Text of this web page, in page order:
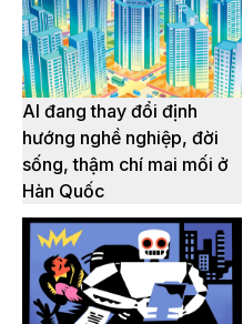
AI đang thay đổi định
hướng nghề nghiệp, đời
sống, thậm chí mai mối ở
Hàn Quốc